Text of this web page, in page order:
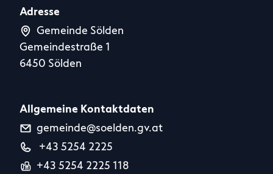
Adresse
Gemeinde Sölden
Gemeindestraße 1
6450 Sölden
Allgemeine Kontaktdaten
gemeinde@soelden.gv.at
+43 5254 2225
+43 5254 2225 118